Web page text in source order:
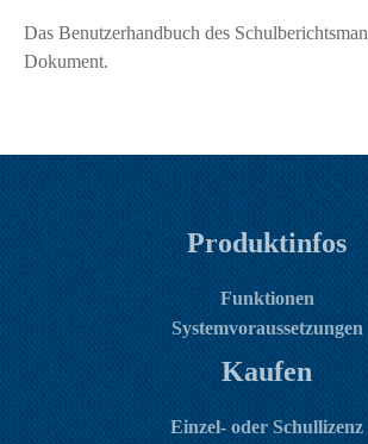
Das Benutzerhandbuch des
Dokument.
Produktinfos
Funktionen
Systemvoraussetzungen
Kaufen
Einzel- oder Schullizenz